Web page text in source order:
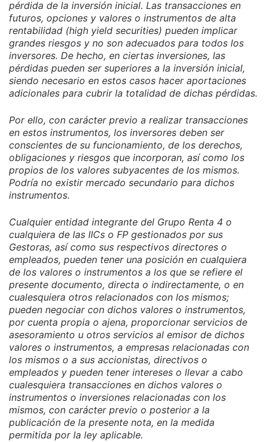
pérdida de la inversión inicial. Las transacciones en
futuros, opciones y valores o instrumentos de alta
rentabilidad (high yield securities) pueden implicar
grandes riesgos y no son adecuados para todos los
inversores. De hecho, en ciertas inversiones, las
pérdidas pueden ser superiores a la inversión inicial,
siendo necesario en estos casos hacer aportaciones
adicionales para cubrir la totalidad de dichas pérdidas.
Por ello, con carácter previo a realizar transacciones
en estos instrumentos, los inversores deben ser
conscientes de su funcionamiento, de los derechos,
obligaciones y riesgos que incorporan, así como los
propios de los valores subyacentes de los mismos.
Podría no existir mercado secundario para dichos
instrumentos.
Cualquier entidad integrante del Grupo Renta 4 o
cualquiera de las IICs o FP gestionados por sus
Gestoras, así como sus respectivos directores o
empleados, pueden tener una posición en cualquiera
de los valores o instrumentos a los que se refiere el
presente documento, directa o indirectamente, o en
cualesquiera otros relacionados con los mismos;
pueden negociar con dichos valores o instrumentos,
por cuenta propia o ajena, proporcionar servicios de
asesoramiento u otros servicios al emisor de dichos
valores o instrumentos, a empresas relacionadas con
los mismos o a sus accionistas, directivos o
empleados y pueden tener intereses o llevar a cabo
cualesquiera transacciones en dichos valores o
instrumentos o inversiones relacionadas con los
mismos, con carácter previo o posterior a la
publicación de la presente nota, en la medida
permitida por la ley aplicable.